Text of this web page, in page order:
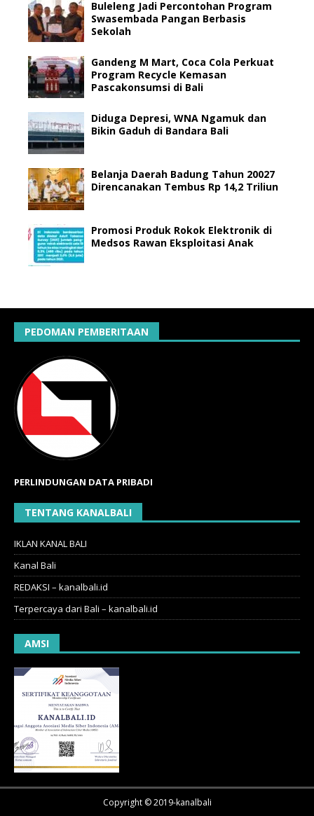
Buleleng Jadi Percontohan Program
Swasembada Pangan Berbasis
Sekolah
Gandeng M Mart, Coca Cola Perkuat
Program Recycle Kemasan
Pascakonsumsi di Bali
Diduga Depresi, WNA Ngamuk dan
Bikin Gaduh di Bandara Bali
Belanja Daerah Badung Tahun 20027
Direncanakan Tembus Rp 14,2 Triliun
Promosi Produk Rokok Elektronik di
Medsos Rawan Eksploitasi Anak
PEDOMAN PEMBERITAAN
PERLINDUNGAN DATA PRIBADI
TENTANG KANALBALI
IKLAN KANAL BALI
Kanal Bali
REDAKSI – kanalbali.id
Terpercaya dari Bali – kanalbali.id
AMSI
Copyright © 2019-kanalbali